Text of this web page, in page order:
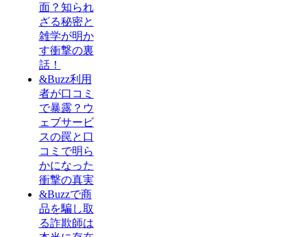
面？知られ
ざる秘密と
雑学が明か
す衝撃の裏
話！
&Buzz利用
者が口コミ
で暴露？ウ
ェブサービ
スの罠と口
コミで明ら
かになった
衝撃の真実
&Buzzで商
品を騙し取
る詐欺師は